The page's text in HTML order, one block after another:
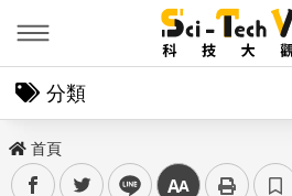
分類
首頁
facebooktwitter line 中